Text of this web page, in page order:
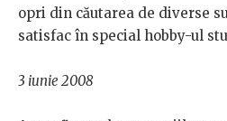
opri din căutarea de diverse
satisfac în special hobby-ul
3 iunie 2008